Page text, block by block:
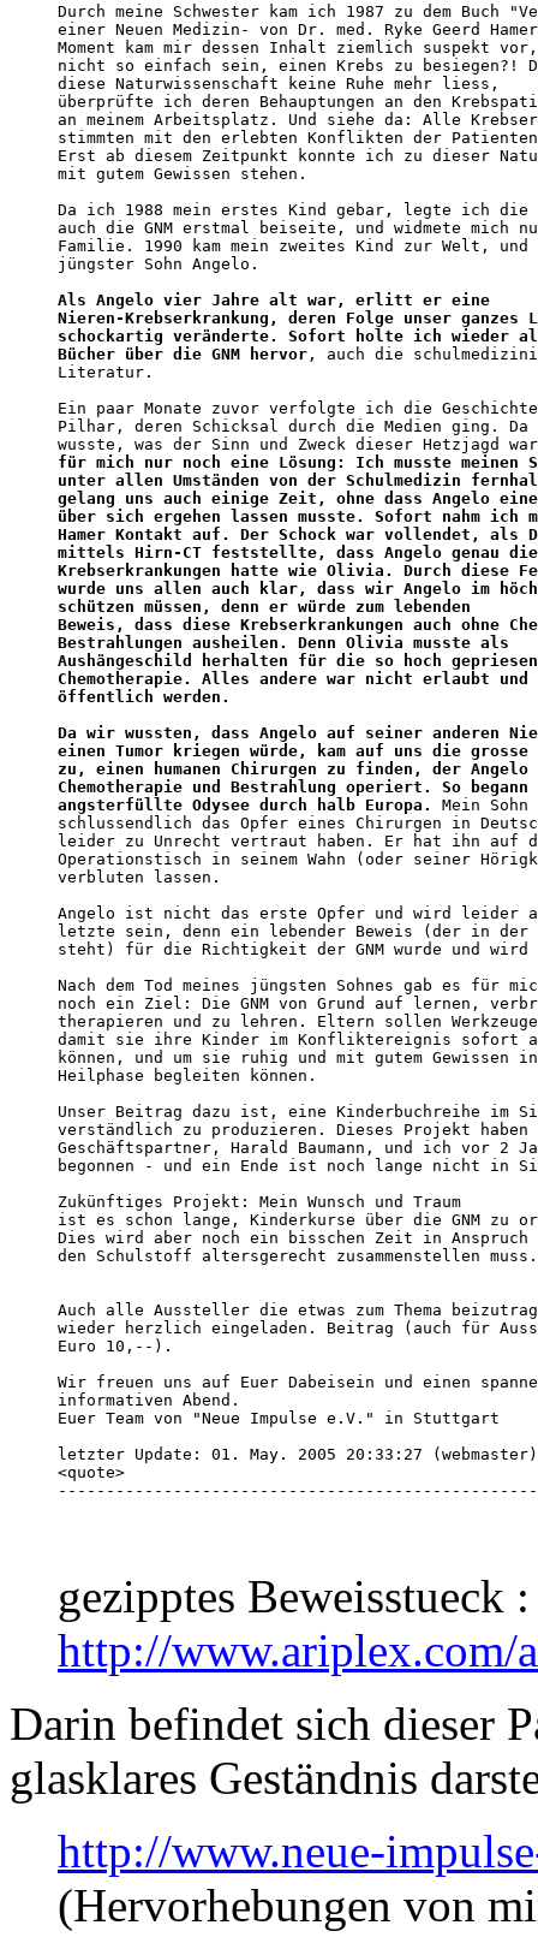
Durch meine Schwester kam ich 1987 zu dem Buch
einer Neuen Medizin- von Dr. med. Ryke Geerd
Moment kam mir dessen Inhalt ziemlich suspekt
nicht so einfach sein, einen Krebs zu besiegen?!
diese Naturwissenschaft keine Ruhe mehr liess,
überprüfte ich deren Behauptungen an den
an meinem Arbeitsplatz. Und siehe da: Alle
stimmten mit den erlebten Konflikten der
Erst ab diesem Zeitpunkt konnte ich zu dieser
mit gutem Gewissen stehen.
Da ich 1988 mein erstes Kind gebar, legte ich die
auch die GNM erstmal beiseite, und widmete mich
Familie. 1990 kam mein zweites Kind zur Welt, und
jüngster Sohn Angelo.
Als Angelo vier Jahre alt war, erlitt er eine
Nieren-Krebserkrankung, deren Folge unser ganzes
schockartig veränderte. Sofort holte ich wieder
Bücher über die GNM hervor , auch die
Literatur.
Ein paar Monate zuvor verfolgte ich die
Pilhar, deren Schicksal durch die Medien ging.
wusste, was der Sinn und Zweck dieser Hetzjagd
für mich nur noch eine Lösung: Ich musste meinen
unter allen Umständen von der Schulmedizin
gelang uns auch einige Zeit, ohne dass Angelo
über sich ergehen lassen musste. Sofort nahm
Hamer Kontakt auf. Der Schock war vollendet, als
mittels Hirn-CT feststellte, dass Angelo genau
Krebserkrankungen hatte wie Olivia. Durch diese
wurde uns allen auch klar, dass wir Angelo im
schützen müssen, denn er würde zum lebenden
Beweis, dass diese Krebserkrankungen auch ohne
Bestrahlungen ausheilen. Denn Olivia musste als
Aushängeschild herhalten für die so hoch
Chemotherapie. Alles andere war nicht erlaubt
öffentlich werden.
Da wir wussten, dass Angelo auf seiner anderen
einen Tumor kriegen würde, kam auf uns die
zu, einen humanen Chirurgen zu finden, der Angelo
Chemotherapie und Bestrahlung operiert. So
angsterfüllte Odysee durch halb Europa.
Mein
schlussendlich das Opfer eines Chirurgen in
leider zu Unrecht vertraut haben. Er hat ihn auf
Operationstisch in seinem Wahn (oder seiner
verbluten lassen.
Angelo ist nicht das erste Opfer und wird leider
letzte sein, denn ein lebender Beweis (der in
steht) für die Richtigkeit der GNM wurde und wird
Nach dem Tod meines jüngsten Sohnes gab es für
noch ein Ziel: Die GNM von Grund auf lernen,
therapieren und zu lehren. Eltern sollen Werkzeuge
damit sie ihre Kinder im Konfliktereignis sofort
können, und um sie ruhig und mit gutem Gewissen
Heilphase begleiten können.
Unser Beitrag dazu ist, eine Kinderbuchreihe im
verständlich zu produzieren. Dieses Projekt haben
Geschäftspartner, Harald Baumann, und ich vor 2
begonnen - und ein Ende ist noch lange nicht in
Zukünftiges Projekt: Mein Wunsch und Traum
ist es schon lange, Kinderkurse über die GNM zu
Dies wird aber noch ein bisschen Zeit in Anspruch
den Schulstoff altersgerecht zusammenstellen muss.
Auch alle Aussteller die etwas zum Thema
wieder herzlich eingeladen. Beitrag (auch für
Euro 10,--).
Wir freuen uns auf Euer Dabeisein und einen
informativen Abend.
Euer Team von "Neue Impulse e.V." in Stuttgart
letzter Update: 01. May. 2005 20:33:27 (webmaster)
<quote>
gezipptes Beweisstueck :
http://www.ariplex.com/
Darin befindet sich dieser
glasklares Geständnis
http://www.neue-
(Hervorhebungen von